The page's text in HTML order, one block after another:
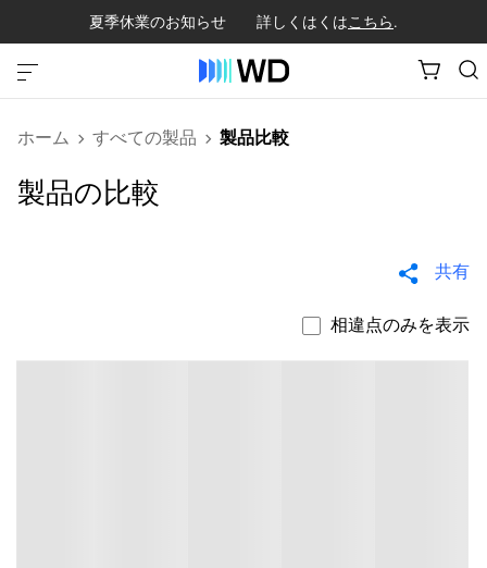
夏季休業のお知らせ 詳しくはくはこちら.
ホーム すべての製品 製品比較
製品の比較
共有
相違点のみを表示